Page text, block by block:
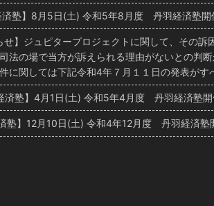
済塾】8月5日(土) 令和5年8月度 丹羽経済塾開
】ジュピタープロジェクトに関して、その訴
方が訴えられる理由がないとの判断が
下記令和4年７月１１日の発表がすべ
済塾】4月1日(土) 令和5年4月度 丹羽経済塾開
塾】12月10日(土) 令和4年12月度 丹羽経済塾